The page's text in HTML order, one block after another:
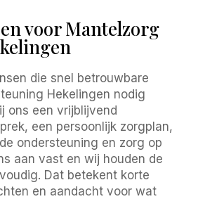
voor Mantelzorg
die snel betrouwbare
Hekelingen nodig
ons een vrijblijvend
een persoonlijk zorgplan,
ondersteuning en zorg op
aan vast en wij houden de
Dat betekent korte
en aandacht voor wat